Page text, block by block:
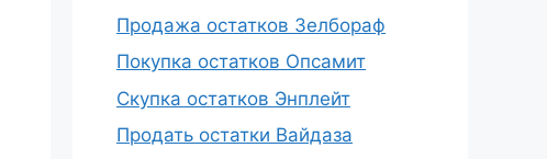
Продажа остатков Зелбораф
Покупка остатков Опсамит
Скупка остатков Энплейт
Продать остатки Вайдаза